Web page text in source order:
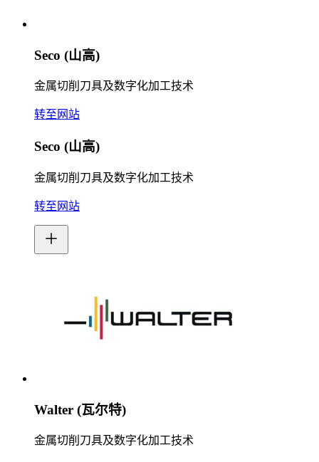
Seco (山高)
金属切削刀具及数字化加工技术
转至网站
Seco (山高)
金属切削刀具及数字化加工技术
转至网站
Walter (瓦尔特)
金属切削刀具及数字化加工技术